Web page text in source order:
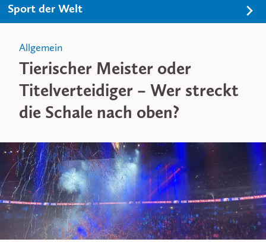
Sport der Welt
Allgemein
Tierischer Meister oder
Titelverteidiger – Wer streckt
die Schale nach oben?